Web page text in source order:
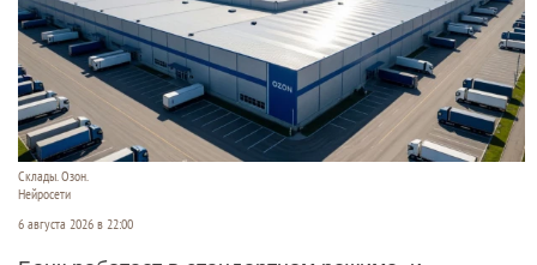
Склады. Озон.
Нейросети
6 августа 2026 в 22:00